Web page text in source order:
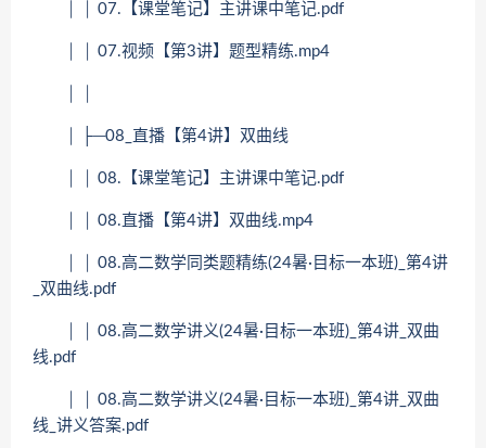
│ │ 07.【课堂笔记】主讲课中笔记.pdf
│ │ 07.视频【第3讲】题型精练.mp4
│ ├─08_直播【第4讲】双曲线
│ │ 08.【课堂笔记】主讲课中笔记.pdf
│ │ 08.直播【第4讲】双曲线.mp4
│ │ 08.高二数学同类题精练(24暑·目标一本班)_第4讲
_双曲线.pdf
│ │ 08.高二数学讲义(24暑·目标一本班)_第4讲_双曲
线.pdf
│ │ 08.高二数学讲义(24暑·目标一本班)_第4讲_双曲
线_讲义答案.pdf